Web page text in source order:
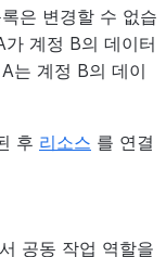
은 변경할 수 없습
계정 B의 데이터
는 계정 B의 데이
후 리소스 를 연결
공동 작업 역할을